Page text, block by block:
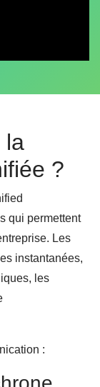
la
?
qui permettent
Les
instantanées,
les
: